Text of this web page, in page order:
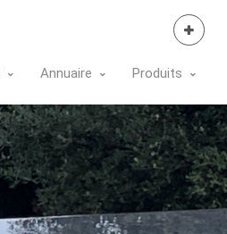
Annuaire Produits